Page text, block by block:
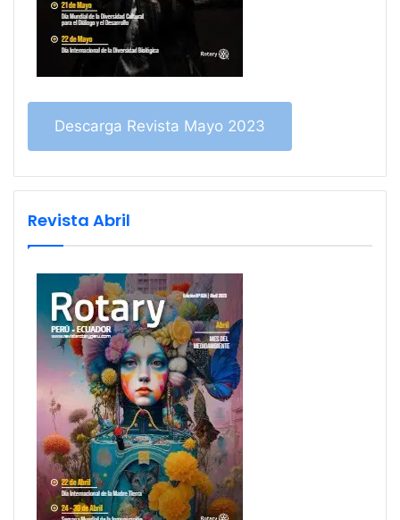
Descarga Revista Mayo 2023
Revista Abril